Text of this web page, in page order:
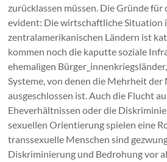
zurücklassen müssen. Die Gründe
evident: Die wirtschaftliche Situation
zentralamerikanischen Ländern ist
kommen noch die kaputte soziale
ehemaligen
Systeme, von denen die Mehrheit der
ausgeschlossen ist. Auch die Flucht
Eheverhältnissen oder die
sexuellen Orientierung spielen eine
transsexuelle Menschen sind
Diskriminierung und Bedrohung vor